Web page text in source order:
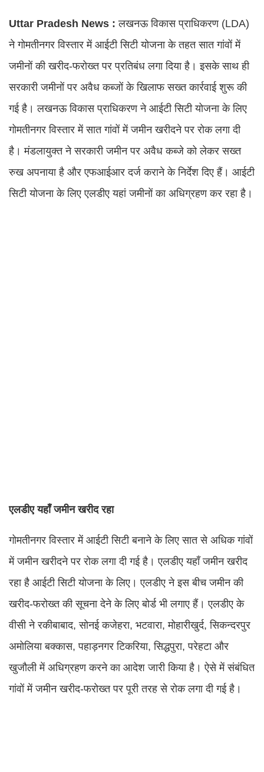
Uttar Pradesh News : लखनऊ विकास प्राधिकरण (LDA)
ने गोमतीनगर विस्तार में आईटी सिटी योजना के तहत सात गांवों में
जमीनों की खरीद-फरोख्त पर प्रतिबंध लगा दिया है। इसके साथ ही
सरकारी जमीनों पर अवैध कब्जों के खिलाफ सख्त कार्रवाई शुरू की
गई है। लखनऊ विकास प्राधिकरण ने आईटी सिटी योजना के लिए
गोमतीनगर विस्तार में सात गांवों में जमीन खरीदने पर रोक लगा दी
है। मंडलायुक्त ने सरकारी जमीन पर अवैध कब्जे को लेकर सख्त
रुख अपनाया है और एफआईआर दर्ज कराने के निर्देश दिए हैं। आईटी
सिटी योजना के लिए एलडीए यहां जमीनों का अधिग्रहण कर रहा है।
एलडीए यहाँ जमीन खरीद रहा
गोमतीनगर विस्तार में आईटी सिटी बनाने के लिए सात से अधिक गांवों
में जमीन खरीदने पर रोक लगा दी गई है। एलडीए यहाँ जमीन खरीद
रहा है आईटी सिटी योजना के लिए। एलडीए ने इस बीच जमीन की
खरीद-फरोख्त की सूचना देने के लिए बोर्ड भी लगाए हैं। एलडीए के
वीसी ने रकीबाबाद, सोनई कजेहरा, भटवारा, मोहारीखुर्द, सिकन्दरपुर
अमोलिया बक्कास, पहाड़नगर टिकरिया, सिद्धपुरा, परेहटा और
खुजौली में अधिग्रहण करने का आदेश जारी किया है। ऐसे में संबंधित
गांवों में जमीन खरीद-फरोख्त पर पूरी तरह से रोक लगा दी गई है।